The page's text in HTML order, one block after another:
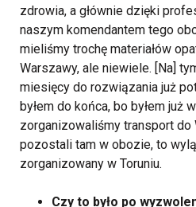
zdrowia, a głównie dzięki
naszym komendantem tego
mieliśmy trochę materiałów
Warszawy, ale niewiele. [Na]
miesięcy do rozwiązania już
byłem do końca, bo byłem już
zorganizowaliśmy transport do
pozostali tam w obozie, to
zorganizowany w Toruniu.
Czy to było po